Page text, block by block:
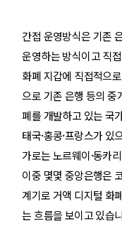
간접 운영방식은 기존
운영하는 방식이고 직
화폐 지갑에 직접적으
으로 기존 은행 등의 중
폐를 개발하고 있는 국
태국·홍콩·프랑스가 있
가로는 노르웨이·동카
이중 몇몇 중앙은행은
계기로 거액 디지털 화
는 흐름을 보이고 있습